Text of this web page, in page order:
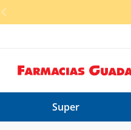
< div class="carousel-inner">
Super